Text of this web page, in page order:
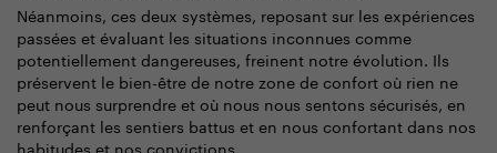
Néanmoins, ces deux systèmes, reposant sur les expériences
passées et évaluant les situations inconnues comme
potentiellement dangereuses, freinent notre évolution. Ils
préservent le bien-être de notre zone de confort où rien ne
peut nous surprendre et où nous nous sentons sécurisés, en
renforçant les sentiers battus et en nous confortant dans nos
habitudes et nos convictions.